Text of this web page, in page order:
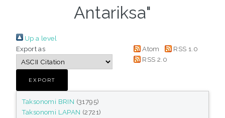
Antariksa"
Up a level
Export as
Atom
RSS 1.0
RSS 2.0
Taksonomi BRIN (31795)
Taksonomi LAPAN (2721)